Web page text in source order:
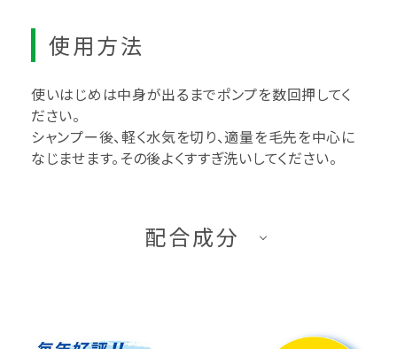
使用方法
使いはじめは中身が出るまでポンプを数回押してく
ださい。
シャンプー後、軽く水気を切り、適量を毛先を中心に
なじませます。その後よくすすぎ洗いしてください。
配合成分